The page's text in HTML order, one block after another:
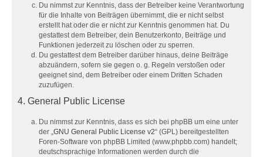
Du nimmst zur Kenntnis, dass der Betreiber keine Verantwortung
für die Inhalte von Beiträgen übernimmt, die er nicht selbst
erstellt hat oder die er nicht zur Kenntnis genommen hat. Du
gestattest dem Betreiber, dein Benutzerkonto, Beiträge und
Funktionen jederzeit zu löschen oder zu sperren.
Du gestattest dem Betreiber darüber hinaus, deine Beiträge
abzuändern, sofern sie gegen o. g. Regeln verstoßen oder
geeignet sind, dem Betreiber oder einem Dritten Schaden
zuzufügen.
4. General Public License
Du nimmst zur Kenntnis, dass es sich bei phpBB um eine unter
der „GNU General Public License v2“ (GPL) bereitgestellten
Foren-Software von phpBB Limited (www.phpbb.com) handelt;
deutschsprachige Informationen werden durch die